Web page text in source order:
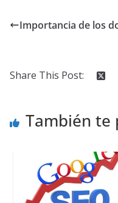
Importancia de los
Share This Post:
También te